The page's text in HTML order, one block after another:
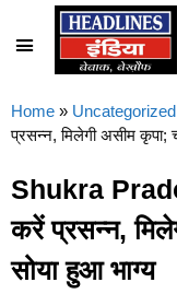
Home » Uncategorized
प्रसन्न, मिलेगी असीम कृपा;
Shukra
करें प्रसन्न,
सोया हुआ भाग्य